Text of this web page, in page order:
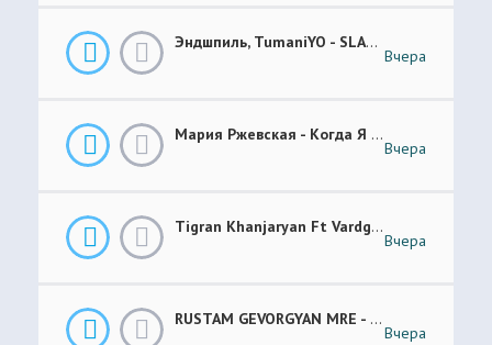
Эндшпиль, TumaniYO - SLANG
Вчера
Мария Ржевская - Когда Я Стану Кошкой (Future Garage Remix)
Вчера
Tigran Khanjaryan Ft Vardges - Pap Jan
Вчера
RUSTAM GEVORGYAN MRE - GAR XOROVATC
Вчера